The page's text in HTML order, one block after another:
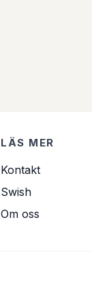
LÄS MER
Kontakt
Swish
Om oss